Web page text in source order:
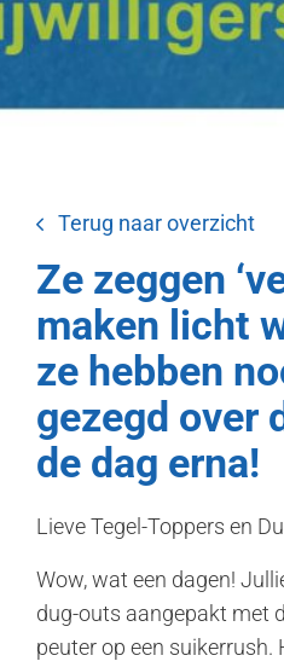
Terug naar overzicht
Ze zeggen
maken licht
ze hebben
gezegd over
de dag erna!
Lieve Tegel-Toppers en
Wow, wat een dagen!
dug-outs aangepakt met
peuter op een suikerrush.